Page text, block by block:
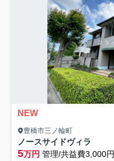
NEW
豊橋市三ノ輪町
ノースサイドヴィラ
5万円 管理/共益費3,000円